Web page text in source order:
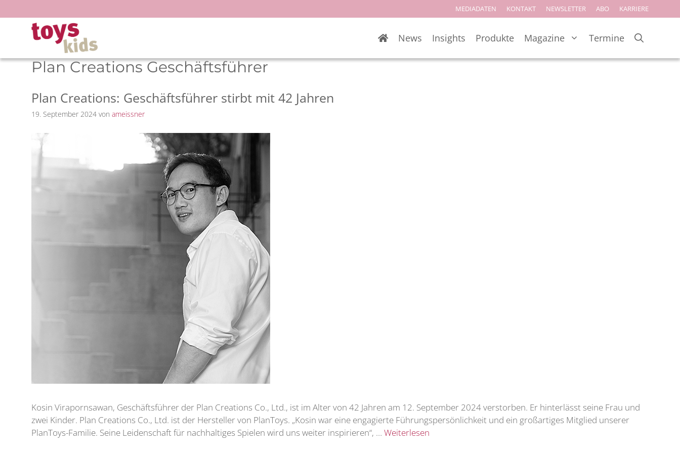
Inhalt
springen
MEDIADATEN KONTAKT NEWSLETTER ABO KARRIERE
News Insights Produkte Magazine Termine
Plan Creations Geschäftsführer
Plan Creations: Geschäftsführer stirbt mit 42 Jahren
19. September 2024 von ameissner
Kosin Virapornsawan, Geschäftsführer der Plan Creations Co., Ltd., ist im Alter von 42 Jahren am 12. September 2024 verstorben. Er hinterlässt seine Frau und
zwei Kinder. Plan Creations Co., Ltd. ist der Hersteller von PlanToys. „Kosin war eine engagierte Führungspersönlichkeit und ein großartiges Mitglied unserer
PlanToys-Familie. Seine Leidenschaft für nachhaltiges Spielen wird uns weiter inspirieren“, … Weiterlesen